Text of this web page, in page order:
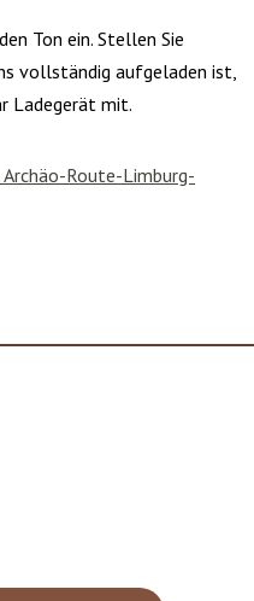
Ton ein. Stellen Sie
vollständig aufgeladen ist,
Ladegerät mit.
Archäo-Route-Limburg-